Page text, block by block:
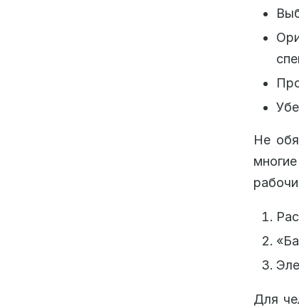
Не
Для